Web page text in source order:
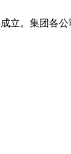
立。集团各